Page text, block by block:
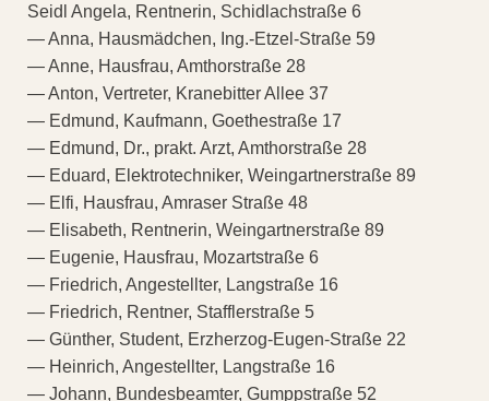
Seidl Angela, Rentnerin, Schidlachstraße 6
— Anna, Hausmädchen, Ing.-Etzel-Straße 59
— Anne, Hausfrau, Amthorstraße 28
— Anton, Vertreter, Kranebitter Allee 37
— Edmund, Kaufmann, Goethestraße 17
— Edmund, Dr., prakt. Arzt, Amthorstraße 28
— Eduard, Elektrotechniker, Weingartnerstraße 89
— Elfi, Hausfrau, Amraser Straße 48
— Elisabeth, Rentnerin, Weingartnerstraße 89
— Eugenie, Hausfrau, Mozartstraße 6
— Friedrich, Angestellter, Langstraße 16
— Friedrich, Rentner, Stafflerstraße 5
— Günther, Student, Erzherzog-Eugen-Straße 22
— Heinrich, Angestellter, Langstraße 16
— Johann, Bundesbeamter, Gumppstraße 52